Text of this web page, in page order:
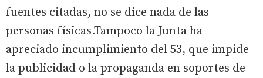
fuentes citadas, no se dice nada de las
personas físicas.Tampoco la Junta ha
apreciado incumplimiento del 53, que impide
la publicidad o la propaganda en soportes de